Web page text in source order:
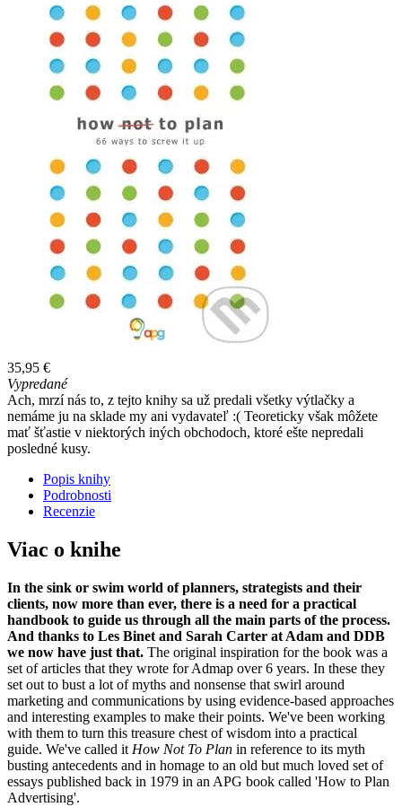
35,95 €
Vypredané
Ach, mrzí nás to, z tejto knihy sa už predali všetky výtlačky a
nemáme ju na sklade my ani vydavateľ :( Teoreticky však môžete
mať šťastie v niektorých iných obchodoch, ktoré ešte nepredali
posledné kusy.
Popis knihy
Podrobnosti
Recenzie
Viac o knihe
In the sink or swim world of planners, strategists and their
clients, now more than ever, there is a need for a practical
handbook to guide us through all the main parts of the process.
And thanks to Les Binet and Sarah Carter at Adam and DDB
we now have just that. The original inspiration for the book was a
set of articles that they wrote for Admap over 6 years. In these they
set out to bust a lot of myths and nonsense that swirl around
marketing and communications by using evidence-based approaches
and interesting examples to make their points. We've been working
with them to turn this treasure chest of wisdom into a practical
guide. We've called it How Not To Plan in reference to its myth
busting antecedents and in homage to an old but much loved set of
essays published back in 1979 in an APG book called 'How to Plan
Advertising'.